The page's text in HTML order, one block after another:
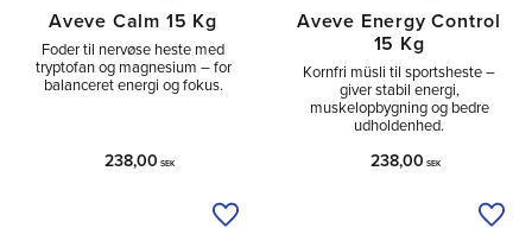
Aveve Calm 15 Kg
Foder til nervøse heste med
tryptofan og magnesium – for
balanceret energi og fokus.
238,00 SEK
Aveve Energy Control
15 Kg
Kornfri müsli til sportsheste –
giver stabil energi,
muskelopbygning og bedre
udholdenhed.
238,00 SEK